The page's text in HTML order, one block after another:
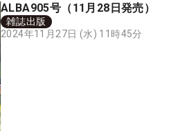
ALBA905号（11月28日発売）
雑誌出版
2024年11月27日 (水) 11時45分